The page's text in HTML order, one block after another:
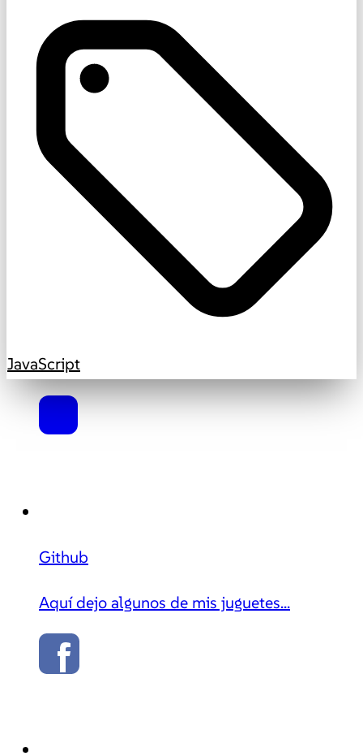
JavaScript
Github
Aquí dejo algunos de mis juguetes...